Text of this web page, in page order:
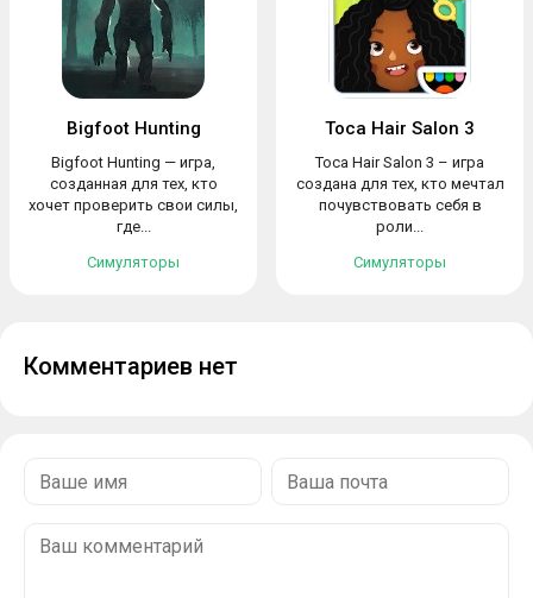
Bigfoot Hunting
Bigfoot Hunting — игра,
созданная для тех, кто
хочет проверить свои силы,
где...
Симуляторы
Toca Hair Salon 3
Toca Hair Salon 3 – игра
создана для тех, кто мечтал
почувствовать себя в
роли...
Симуляторы
Комментариев нет